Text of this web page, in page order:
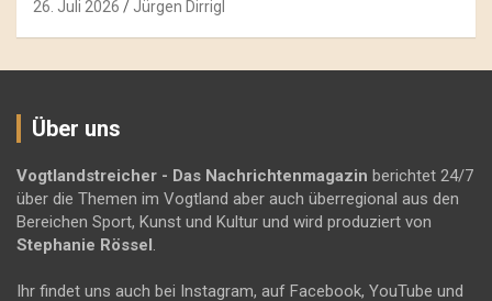
26. Juli 2026 Jürgen Dirrigl
Über uns
Vogtlandstreicher - Das Nachrichtenmagazin berichtet 24/7
über die Themen im Vogtland aber auch überregional aus den
Bereichen Sport, Kunst und Kultur und wird produziert von
Stephanie Rössel.
Ihr findet uns auch bei Instagram, auf Facebook, YouTube und